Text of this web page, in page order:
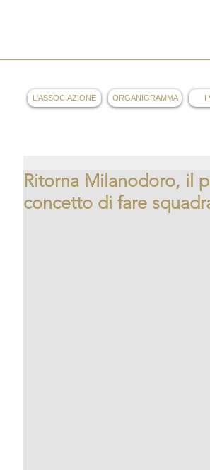
Ritorna Milanodoro, il
concetto di fare
L'ASSOCIAZIONE ORGANIGRAMMA I